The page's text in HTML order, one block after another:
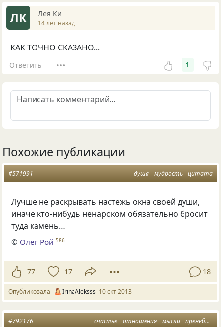
ЛК Лея Ки
14 лет назад
КАК ТОЧНО СКАЗАНО...
Ответить 1
Похожие публикации
душа мудрость цитата
#571991
Лучше не раскрывать настежь окна своей души,
иначе кто-нибудь ненароком обязательно бросит
туда камень…
© Олег Рой 586
77 17 18
Опубликовала IrinaAleksss 10 окт 2013
счастье отношения мысли пренебрежение
#792176